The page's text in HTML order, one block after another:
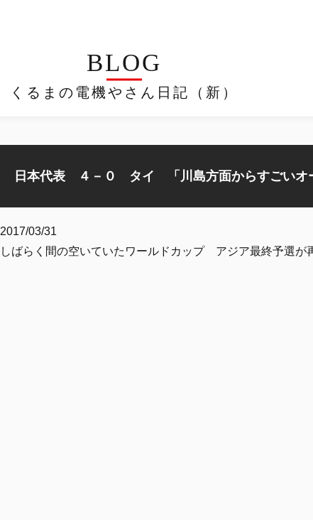
BLOG
くるまの電機やさん日記（新）
日本代表 ４－０ タイ 「川島方面からすごいオ
2017/03/31
しばらく間の空いていたワールドカップ アジア最終予選が